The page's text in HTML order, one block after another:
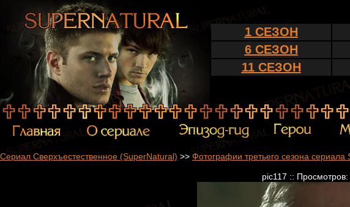
1 СЕЗОН
6 СЕЗОН
11 СЕЗОН
Сериал Сверхъестественное (SuperNatural) >> Фотографии третьего сезона
pic117 :: Просмотров: